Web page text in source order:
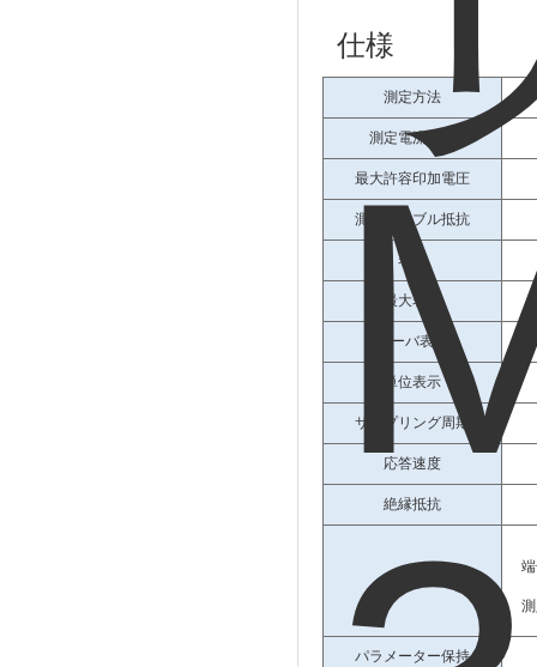
仕様
測定方法
測定電流方式
最大許容印加電圧
測定ケーブル抵抗
表示
最大表示
オーバ表示
単位表示
サンプリング周期
応答速度
絶縁抵抗
パラメーター保持